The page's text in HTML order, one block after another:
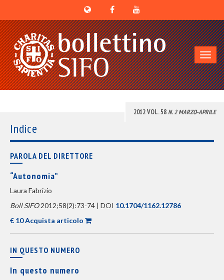
2012 VOL. 58N. 2 MARZO-APRILE
Indice
PAROLA DEL DIRETTORE
“Autonomia”
Laura Fabrizio
Boll SIFO2012;58(2):73-74 | DOI 10.1704/1162.12786
€ 10 Acquista articolo
IN QUESTO NUMERO
In questo numero